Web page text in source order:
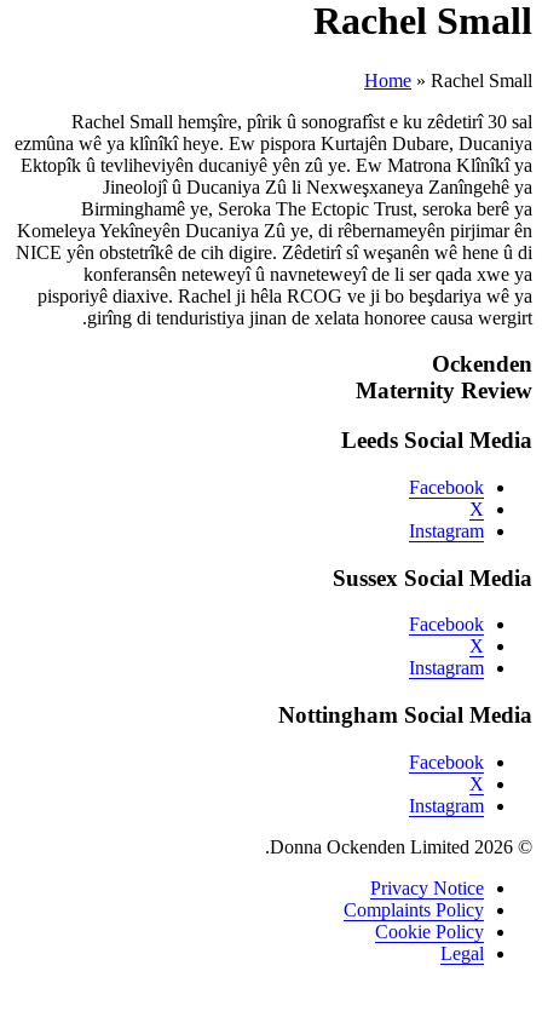
Rachel Small hemşîre,
ezmûna wê ya klînîkî heye. Ew
Ektopîk û tevliheviyên
Jineolojî û Ducaniya
Birminghamê ye,
Komeleya Yekîneyên Ducaniya
NICE yên obstetrîkê de cih
konferansên neteweyî
pisporiyê diaxive. Rachel ji
girîng di tenduristiya